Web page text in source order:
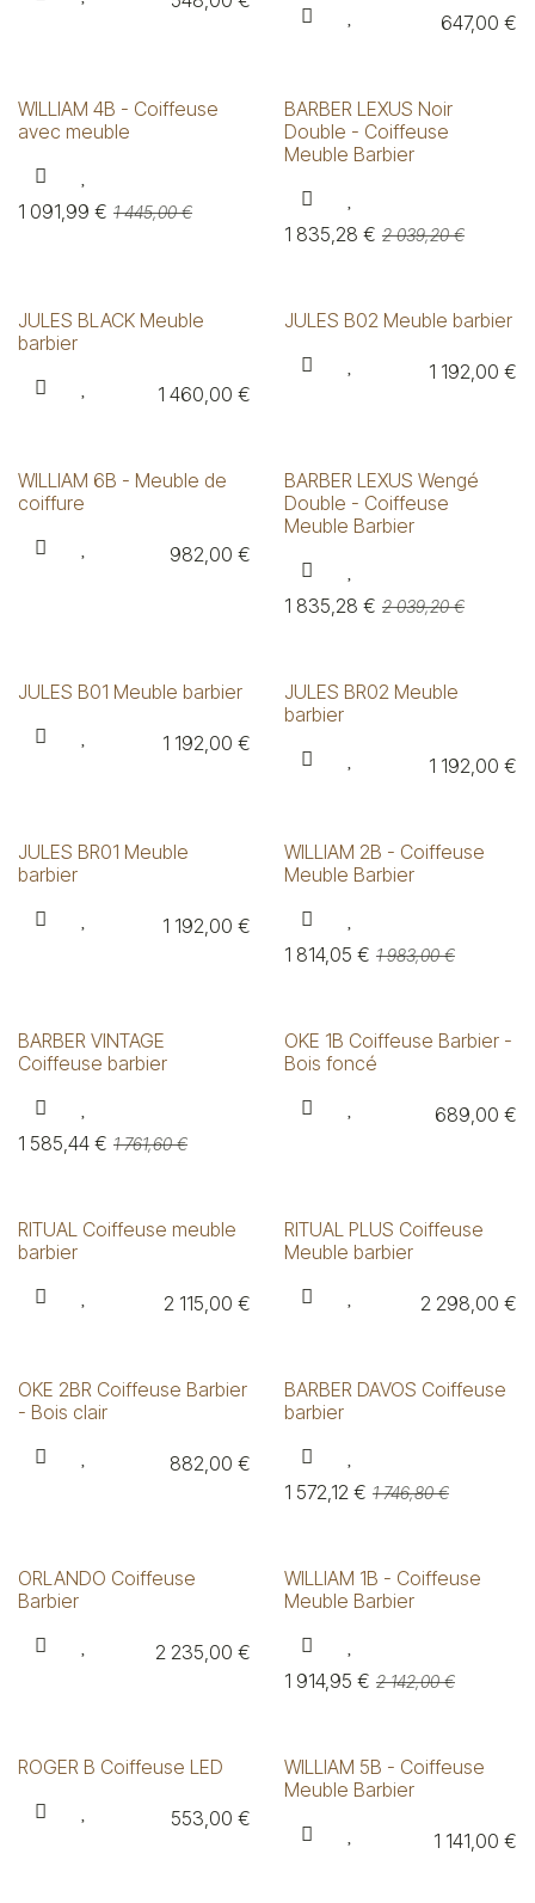
647,00 €
WILLIAM 4B - Coiffeuse
avec meuble
1 091,99 € 1 445,00€
BARBER LEXUS Noir
Double - Coiffeuse
Meuble Barbier
1 835,28 € 2 039,20€
JULES BLACK Meuble
barbier
1 460,00 €
JULES B02 Meuble barbier
1 192,00 €
WILLIAM 6B - Meuble de
coiffure
982,00 €
BARBER LEXUS Wengé
Double - Coiffeuse
Meuble Barbier
1 835,28 € 2 039,20€
JULES B01 Meuble barbier
1 192,00 €
JULES BR02 Meuble
barbier
1 192,00 €
JULES BR01 Meuble
barbier
1 192,00 €
WILLIAM 2B - Coiffeuse
Meuble Barbier
1 814,05 € 1 983,00€
BARBER VINTAGE
Coiffeuse barbier
1 585,44 € 1 761,60€
OKE 1B Coiffeuse Barbier -
Bois foncé
689,00 €
RITUAL Coiffeuse meuble
barbier
2 115,00 €
RITUAL PLUS Coiffeuse
Meuble barbier
2 298,00 €
OKE 2BR Coiffeuse Barbier
- Bois clair
882,00 €
BARBER DAVOS Coiffeuse
barbier
1 572,12 € 1 746,80€
ORLANDO Coiffeuse
Barbier
2 235,00 €
WILLIAM 1B - Coiffeuse
Meuble Barbier
1 914,95 € 2 142,00€
ROGER B Coiffeuse LED
553,00 €
WILLIAM 5B - Coiffeuse
Meuble Barbier
1 141,00 €